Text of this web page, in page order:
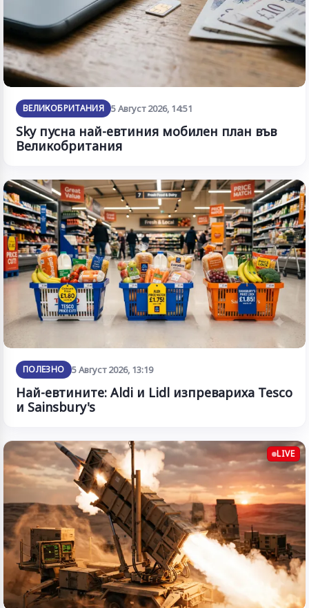
ВЕЛИКОБРИТАНИЯ 5 Август 2026, 14:51
Sky пусна най-евтиния мобилен план във
Великобритания
ПОЛЕЗНО 5 Август 2026, 13:19
Най-евтините: Aldi и Lidl изпревариха Tesco
и Sainsbury's
LIVE